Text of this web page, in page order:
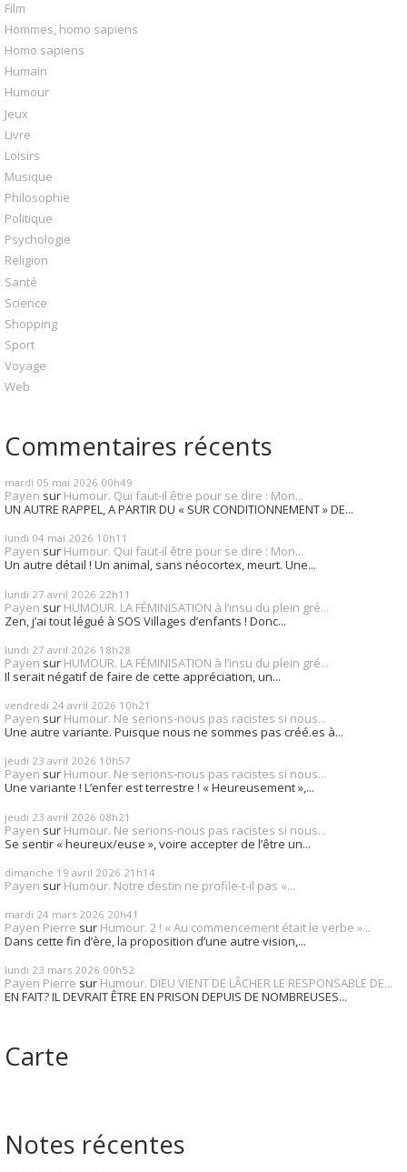
Film
Hommes, homo sapiens
Homo sapiens
Humain
Humour
Jeux
Livre
Loisirs
Musique
Philosophie
Politique
Psychologie
Religion
Santé
Science
Shopping
Sport
Voyage
Web
Commentaires récents
mardi 05 mai 2026 00h49
Payen sur Humour. Qui faut-il être pour se dire : Mon...
UN AUTRE RAPPEL, A PARTIR DU « SUR CONDITIONNEMENT » DE...
lundi 04 mai 2026 10h11
Payen sur Humour. Qui faut-il être pour se dire : Mon...
Un autre détail ! Un animal, sans néocortex, meurt. Une...
lundi 27 avril 2026 22h11
Payen sur HUMOUR. LA FÉMINISATION à l’insu du plein gré...
Zen, j’ai tout légué à SOS Villages d’enfants ! Donc...
lundi 27 avril 2026 18h28
Payen sur HUMOUR. LA FÉMINISATION à l’insu du plein gré...
Il serait négatif de faire de cette appréciation, un...
vendredi 24 avril 2026 10h21
Payen sur Humour. Ne serions-nous pas racistes si nous...
Une autre variante. Puisque nous ne sommes pas créé.es à...
jeudi 23 avril 2026 10h57
Payen sur Humour. Ne serions-nous pas racistes si nous...
Une variante ! L’enfer est terrestre ! « Heureusement »,...
jeudi 23 avril 2026 08h21
Payen sur Humour. Ne serions-nous pas racistes si nous...
Se sentir « heureux/euse », voire accepter de l’être un...
dimanche 19 avril 2026 21h14
Payen sur Humour. Notre destin ne profile-t-il pas «...
mardi 24 mars 2026 20h41
Payen Pierre sur Humour. 2 ! « Au commencement était le verbe »...
Dans cette fin d’ère, la proposition d’une autre vision,...
lundi 23 mars 2026 00h52
Payen Pierre sur Humour. DIEU VIENT DE LÂCHER LE RESPONSABLE DE...
EN FAIT? IL DEVRAIT ÊTRE EN PRISON DEPUIS DE NOMBREUSES...
Carte
Notes récentes